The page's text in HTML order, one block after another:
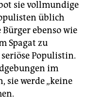
sie vollmundige
üblich
ebenso wie
Spagat zu
Populistin.
im
sie werde „keine